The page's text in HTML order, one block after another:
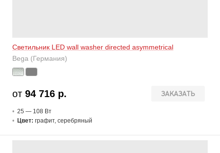
Светильник LED wall washer directed asymmetrical
Bega (Германия)
ЗАКАЗАТЬ
от 94 716 р.
25 — 108 Вт
Цвет: графит, серебряный